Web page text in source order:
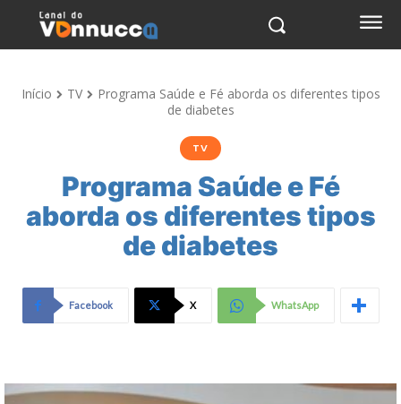
Início TV
Programa Saúde e Fé aborda os diferentes tipos
de diabetes
TV
Programa Saúde e Fé
aborda os diferentes tipos
de diabetes
Facebook X WhatsApp